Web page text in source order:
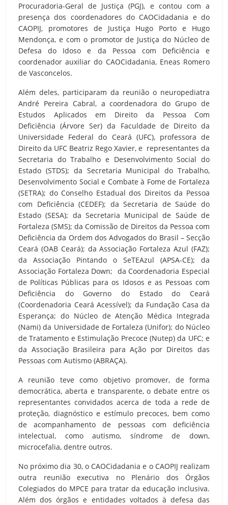
Procuradoria-Geral de Justiça (PGJ), e contou com a
presença dos coordenadores do CAOCidadania e do
CAOPIJ, promotores de Justiça Hugo Porto e Hugo
Mendonça, e com o promotor de Justiça do Núcleo de
Defesa do Idoso e da Pessoa com Deficiência e
coordenador auxiliar do CAOCidadania, Eneas Romero
de Vasconcelos.
Além deles, participaram da reunião o neuropediatra
André Pereira Cabral, a coordenadora do Grupo de
Estudos Aplicados em Direito da Pessoa Com
Deficiência (Árvore Ser) da Faculdade de Direito da
Universidade Federal do Ceará (UFC), professora de
Direito da UFC Beatriz Rego Xavier, e representantes da
Secretaria do Trabalho e Desenvolvimento Social do
Estado (STDS); da Secretaria Municipal do Trabalho,
Desenvolvimento Social e Combate à Fome de Fortaleza
(SETRA); do Conselho Estadual dos Direitos da Pessoa
com Deficiência (CEDEF); da Secretaria de Saúde do
Estado (SESA); da Secretaria Municipal de Saúde de
Fortaleza (SMS); da Comissão de Direitos da Pessoa com
Deficiência da Ordem dos Advogados do Brasil – Secção
Ceará (OAB Ceará); da Associação Fortaleza Azul (FAZ);
da Associação Pintando o SeTEAzul (APSA-CE); da
Associação Fortaleza Down; da Coordenadoria Especial
de Políticas Públicas para os Idosos e as Pessoas com
Deficiência do Governo do Estado do Ceará
(Coordenadoria Ceará Acessível); da Fundação Casa da
Esperança; do Núcleo de Atenção Médica Integrada
(Nami) da Universidade de Fortaleza (Unifor); do Núcleo
de Tratamento e Estimulação Precoce (Nutep) da UFC; e
da Associação Brasileira para Ação por Direitos das
Pessoas com Autismo (ABRAÇA).
A reunião teve como objetivo promover, de forma
democrática, aberta e transparente, o debate entre os
representantes convidados acerca de toda a rede de
proteção, diagnóstico e estímulo precoces, bem como
de acompanhamento de pessoas com deficiência
intelectual, como autismo, síndrome de down,
microcefalia, dentre outros.
No próximo dia 30, o CAOCidadania e o CAOPIJ realizam
outra reunião executiva no Plenário dos Órgãos
Colegiados do MPCE para tratar da educação inclusiva.
Além dos órgãos e entidades voltados à defesa das